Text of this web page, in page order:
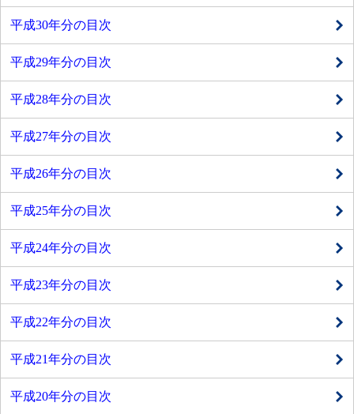
平成30年分の目次
平成29年分の目次
平成28年分の目次
平成27年分の目次
平成26年分の目次
平成25年分の目次
平成24年分の目次
平成23年分の目次
平成22年分の目次
平成21年分の目次
平成20年分の目次